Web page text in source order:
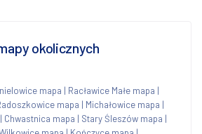
okolicznych
mapa | Racławice Małe mapa |
mapa | Michałowice mapa |
| Chwastnica mapa | Stary Śleszów mapa |